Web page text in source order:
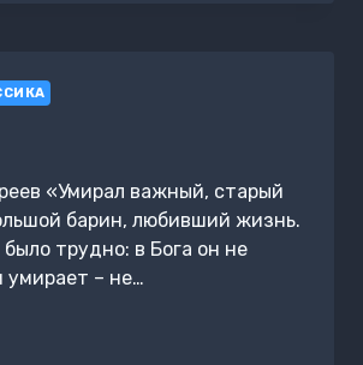
«Умирал важный, старый
барин, любивший жизнь.
трудно: в Бога он не
умирает – не…